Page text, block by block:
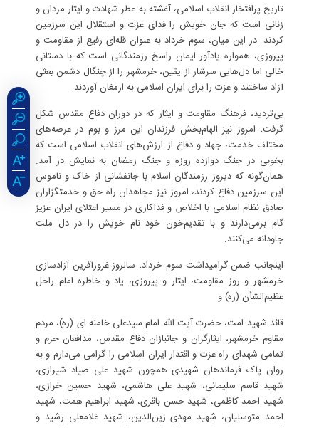
تاریخ پرافتخار انقلاب اسلامی، آغشته به عطر شهادت و ایثار مردان و
زنانی است که جان خویش را فدای عزت و استقلال این سرزمین
کردند. در این میان، سوم خرداد به عنوان قله‌ای رفیع از مقاومت و
پیروزی، همواره یادآور ایمان راسخ رزمندگانی است که با دستانی
خالی اما دل‌هایی سرشار از یقین، خرمشهر را از چنگال دشمن بعثی
آزاد ساختند و عزت را برای ایران اسلامی به ارمغان آوردند.
بی‌تردید، فرهنگ مقاومت و ایثار که در دوران دفاع مقدس شکل
گرفت، امروز نیز الهام‌بخش فرزندان این مرز و بوم در عرصه‌های
مختلف خدمت، جهاد و دفاع از ارزش‌های انقلاب اسلامی است که
بخوبی در جنگ دوازده روزه و جنگ رمضان به نمایش در آمد.
همان‌گونه که دیروز رزمندگان اسلام با جانفشانی از خاک و ناموس
این سرزمین دفاع کردند، امروز نیز مجاهدان راه حق و خدمتگزاران
صادق نظام اسلامی با اخلاص و فداکاری در مسیر اعتلای ایران عزیز
گام برمی‌دارند و با تقدیم‌خون خود نام خویش را در دل ملت
جاودانه می‌کنند.
اینجانب ضمن گرامیداشت سوم خرداد، سالروز غرورآفرین آزادسازی
خرمشهر و روز مقاومت، ایثار و پیروزی، یاد و خاطره امام راحل
عظیم‌الشأن (ره) و
قائد شهید امت، حضرت آیت الله امام سیدعلی خامنه ای (ره)، مردم
مقاوم خرمشهر، ایثارگران و جانبازان دفاع مقدس، مدافعان حرم و
تمامی شهدای راه عزت و اقتدار ایران اسلامی را گرامی می‌دارم و به
روان پاک فرماندهان شهیدی همچون شهید علی صیاد شیرازی،
شهید قاسم سلیمانی، شهید علی هاشمی، شهید حسین خرازی،
شهید احمد کاظمی، شهید حسن باقری، شهید ابراهیم همت، شهید
احمد متوسلیان، شهید مهدی زین‌الدین، شهید غلامعلی رشید و